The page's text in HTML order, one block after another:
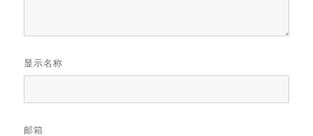
显示名称
邮箱